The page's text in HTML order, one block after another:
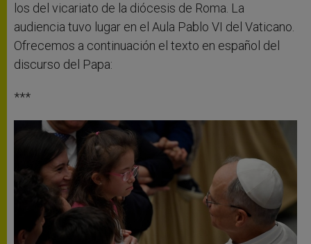
los del vicariato de la diócesis de Roma. La
audiencia tuvo lugar en el Aula Pablo VI del Vaticano.
Ofrecemos a continuación el texto en español del
discurso del Papa:
***